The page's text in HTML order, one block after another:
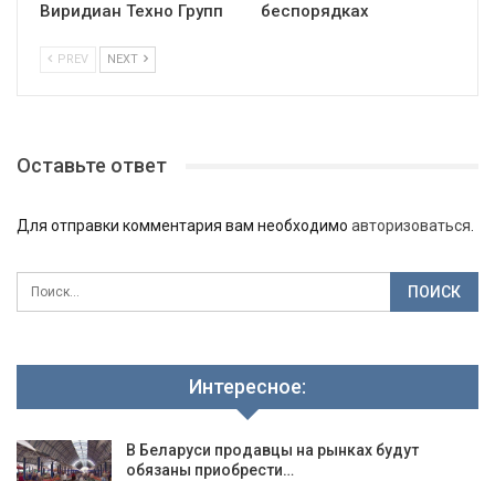
Виридиан Техно Групп
беспорядках
PREV NEXT
Оставьте ответ
Для отправки комментария вам необходимо авторизоваться
Интересное:
В Беларуси продавцы на рынках будут
обязаны приобрести…